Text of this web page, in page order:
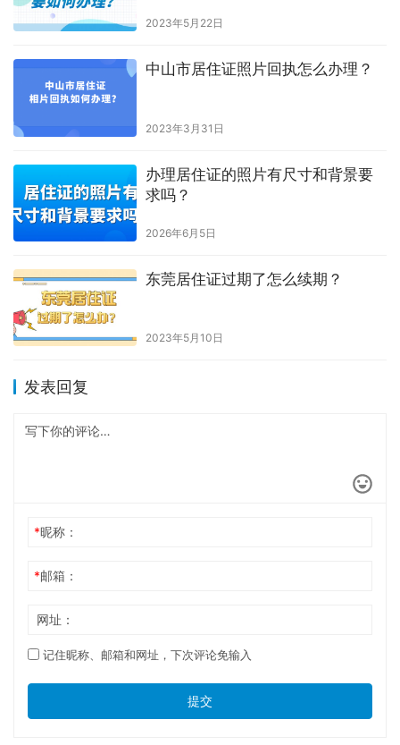
2023年5月22日
中山市居住证照片回执怎么办理？
2023年3月31日
办理居住证的照片有尺寸和背景要
求吗？
2026年6月5日
东莞居住证过期了怎么续期？
2023年5月10日
发表回复
*昵称：
*邮箱：
网址：
记住昵称、邮箱和网址，下次评论免输入
提交